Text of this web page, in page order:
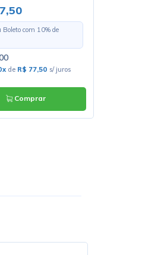
Boleto com 10% de
de R$ 77,50 s/ juros
Comprar